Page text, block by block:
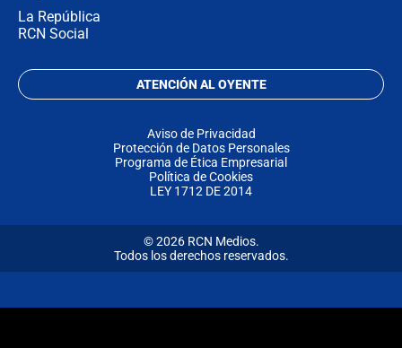
La República
RCN Social
ATENCIÓN AL OYENTE
Aviso de Privacidad
Protección de Datos Personales
Programa de Ética Empresarial
Política de Cookies
LEY 1712 DE 2014
© 2026 RCN Medios.
Todos los derechos reservados.